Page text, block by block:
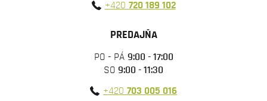
+420 720 189 102
PREDAJŇA
PO - PÁ 9:00 - 17:00
SO 9:00 - 11:30
+420 703 005 016